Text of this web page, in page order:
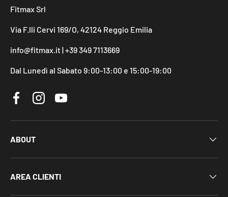
Fitmax Srl
Via F.lli Cervi 169/O, 42124 Reggio Emilia
info@fitmax.it | +39 349 7113669
Dal Lunedì al Sabato 9:00-13:00 e 15:00-19:00
FacebookInstagramYouTube
ABOUT
AREA CLIENTI